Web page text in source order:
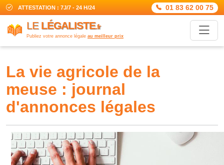
ATTESTATION : 7J/7 - 24 H/24 01 83 62 00 75
LE LÉGALISTE.fr
Publiez votre annonce légale au meilleur prix
la vie agricole de la
meuse : journal
d'annonces légales